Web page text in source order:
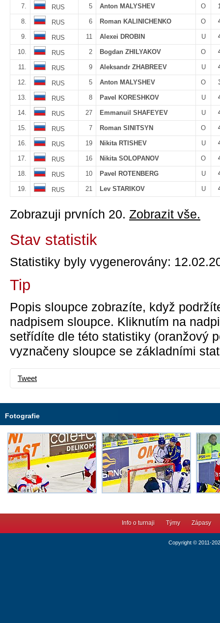
7. RUS 5 Anton MALYSHEV O
8. RUS 6 Roman KALINICHENKO O
9. RUS 11 Alexei DROBIN U
10. RUS 2 Bogdan ZHILYAKOV O
11. RUS 9 Aleksandr ZHABREEV U
12. RUS 5 Anton MALYSHEV O
13. RUS 8 Pavel KORESHKOV U
14. RUS 27 Emmanuil SHAFEYEV U
15. RUS 7 Roman SINITSYN O
16. RUS 19 Nikita RTISHEV U
17. RUS 16 Nikita SOLOPANOV O
18. RUS 10 Pavel ROTENBERG U
19. RUS 21 Lev STARIKOV U
Zobrazuji prvních 20. Zobrazit vše.
Stav statistik
Statistiky byly vygenerovány:
Tip
Popis sloupce zobrazíte, když
nadpisem sloupce. Kliknutím na
setřídíte dle této statistiky (oranžový
vyznačeny sloupce se základními
Tweet
Fotografie
Info o turnaji Týmy Zápasy
Copyright © 2011-